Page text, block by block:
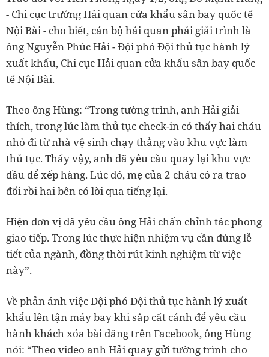
- Chi cục trưởng Hải quan cửa khẩu sân bay quốc tế
Nội Bài - cho biết, cán bộ hải quan phải giải trình là
ông Nguyễn Phúc Hải - Đội phó Đội thủ tục hành lý
xuất khẩu, Chi cục Hải quan cửa khẩu sân bay quốc
tế Nội Bài.
Theo ông Hùng: “Trong tường trình, anh Hải giải
thích, trong lúc làm thủ tục check-in có thấy hai cháu
nhỏ đi từ nhà vệ sinh chạy thẳng vào khu vực làm
thủ tục. Thấy vậy, anh đã yêu cầu quay lại khu vực
đầu để xếp hàng. Lúc đó, mẹ của 2 cháu có ra trao
đổi rồi hai bên có lời qua tiếng lại.
Hiện đơn vị đã yêu cầu ông Hải chấn chỉnh tác phong
giao tiếp. Trong lúc thực hiện nhiệm vụ cần đúng lễ
tiết của ngành, đồng thời rút kinh nghiệm từ việc
này”.
Về phản ánh việc Đội phó Đội thủ tục hành lý xuất
khẩu lên tận máy bay khi sắp cất cánh để yêu cầu
hành khách xóa bài đăng trên Facebook, ông Hùng
nói: “Theo video anh Hải quay gửi tường trình cho